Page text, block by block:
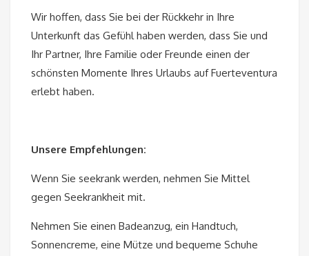
Wir hoffen, dass Sie bei der Rückkehr in Ihre
Unterkunft das Gefühl haben werden, dass Sie und
Ihr Partner, Ihre Familie oder Freunde einen der
schönsten Momente Ihres Urlaubs auf Fuerteventura
erlebt haben.
Unsere Empfehlungen:
Wenn Sie seekrank werden, nehmen Sie Mittel
gegen Seekrankheit mit.
Nehmen Sie einen Badeanzug, ein Handtuch,
Sonnencreme, eine Mütze und bequeme Schuhe